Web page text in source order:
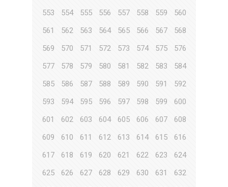
553
554 555 556 557 558 559
560
561
562 563 564 565 566 567
568
569
570 571 572 573 574 575
576
577
578 579 580 581 582 583
584
585
586 587 588 589 590 591
592
593
594 595 596 597 598 599
600
601
602 603 604 605 606 607
608
609
610 611 612 613 614 615
616
617
618 619 620 621 622 623
624
625
626 627 628 629 630 631
632